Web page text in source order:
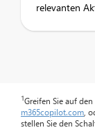
relevanten
1Greifen Sie auf
m365copilot.com ,
stellen Sie den